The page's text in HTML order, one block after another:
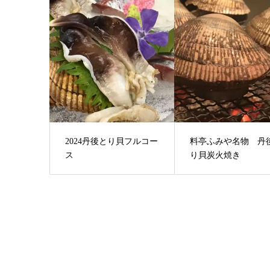
2024丹後とり貝フルコー
ス
料亭ふみや名物 丹
り貝炭火焼き